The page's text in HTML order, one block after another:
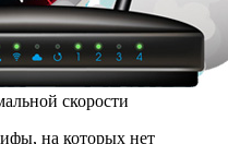
скорости
на которых нет